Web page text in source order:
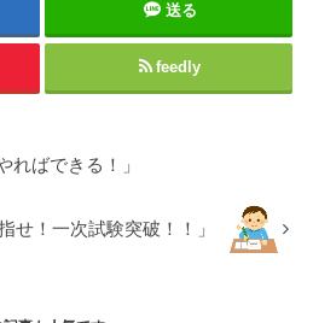
送る
feedly
ればできる！」
せ！一次試験突破！！」